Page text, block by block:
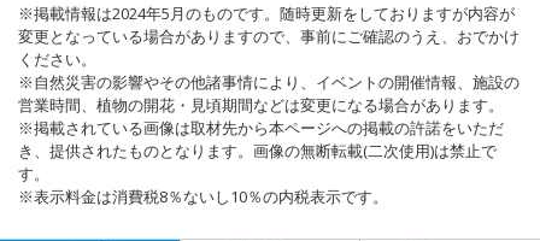
※掲載情報は2024年5月のものです。随時更新をしておりますが内容が
変更となっている場合がありますので、事前にご確認のうえ、おでかけ
ください。
※自然災害の影響やその他諸事情により、イベントの開催情報、施設の
営業時間、植物の開花・見頃期間などは変更になる場合があります。
※掲載されている画像は取材先から本ページへの掲載の許諾をいただ
き、提供されたものとなります。画像の無断転載(二次使用)は禁止で
す。
※表示料金は消費税8％ないし10％の内税表示です。